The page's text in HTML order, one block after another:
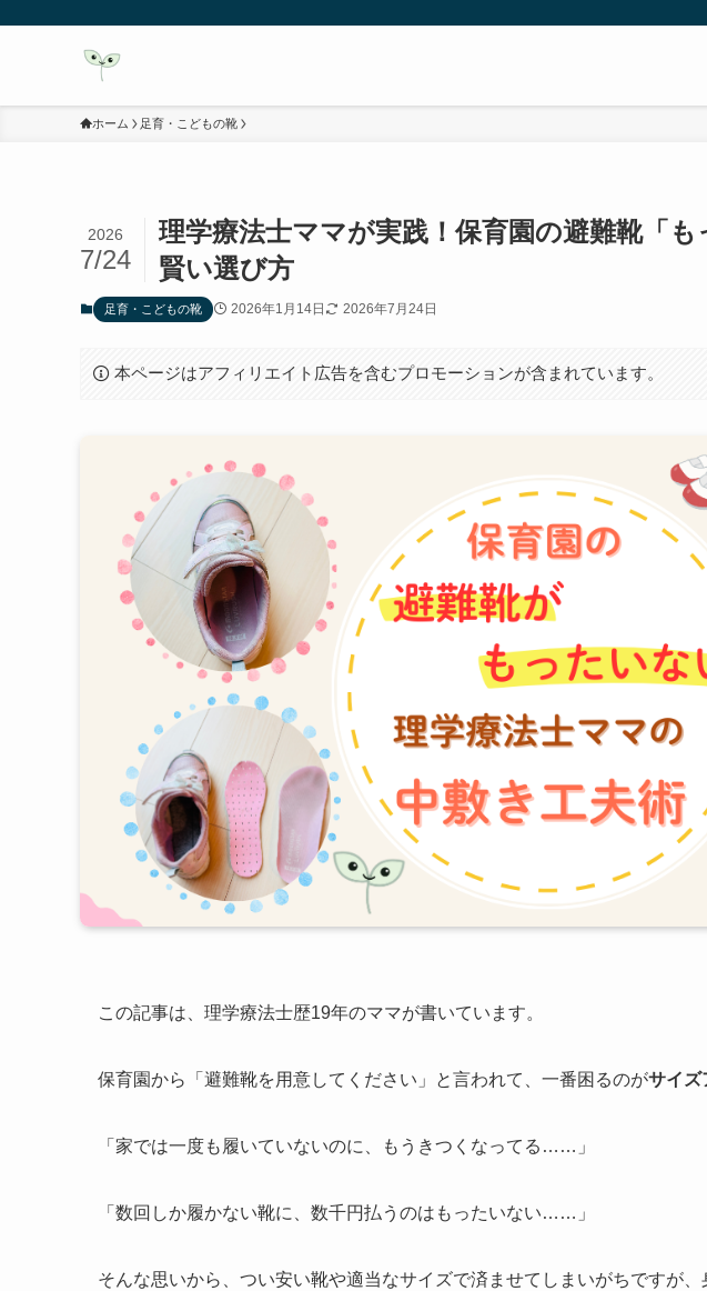
ホーム 足育・こどもの靴
理学療法士ママが実践！保育園の避難靴「
賢い選び方
2026
7/24
足育・こどもの靴 2026年1月14日 2026年7月24日
本ページはアフィリエイト広告を含むプロモーションが含まれています。
この記事は、理学療法士歴19年のママが書いています。
保育園から「避難靴を用意してください」と言われて、一番困るのがサイズ
「家では一度も履いていないのに、もうきつくなってる……」
「数回しか履かない靴に、数千円払うのはもったいない……」
そんな思いから、つい安い靴や適当なサイズで済ませてしまいがちですが、